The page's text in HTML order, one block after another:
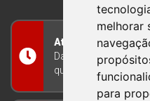
melhorar
para
Atendimento
Das 8h às 12h e das
quinta-feira, e nas